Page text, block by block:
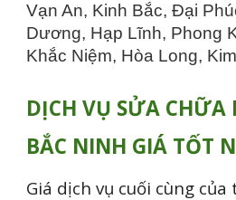
Vạn An, Kinh Bắc, Đại
Dương, Hạp Lĩnh, Phong
Khắc Niệm, Hòa Long,
DỊCH VỤ SỬA CHỮA
BẮC NINH GIÁ TỐT
Giá dịch vụ cuối cùng